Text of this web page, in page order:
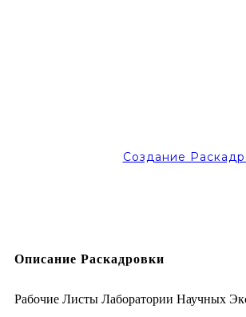
Создание
Описание Раскадровки
Рабочие Листы Лаборатории Научных